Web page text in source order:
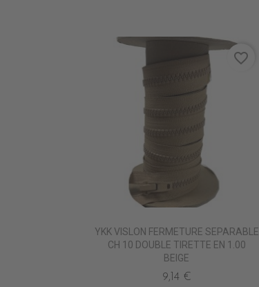
YKK VISLON FERMETURE SEPARABLE
CH 10 DOUBLE TIRETTE EN 1.00
BEIGE
9,14 €
favorite_border